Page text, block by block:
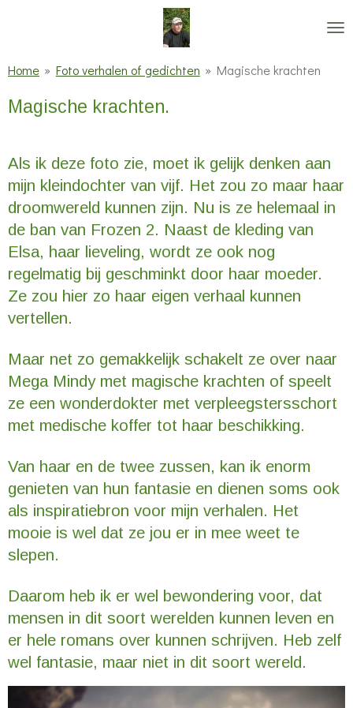
hoofdinhoud
Home » Foto verhalen of gedichten » Magische krachten
Magische krachten.
Als ik deze foto zie, moet ik gelijk denken aan
mijn kleindochter van vijf. Het zou zo maar haar
droomwereld kunnen zijn. Nu is ze helemaal in
de ban van Frozen 2. Naast de kleding van
Elsa, haar lieveling, wordt ze ook nog
regelmatig bij geschminkt door haar moeder.
Ze zou hier zo haar eigen verhaal kunnen
vertellen.
Maar net zo gemakkelijk schakelt ze over naar
Mega Mindy met magische krachten of speelt
ze een wonderdokter met verpleegstersschort
met medische koffer tot haar beschikking.
Van haar en de twee zussen, kan ik enorm
genieten van hun fantasie en dienen soms ook
als inspiratiebron voor mijn verhalen. Het
mooie is wel dat ze jou er in mee weet te
slepen.
Daarom heb ik er wel bewondering voor, dat
mensen in dit soort werelden kunnen leven en
er hele romans over kunnen schrijven. Heb zelf
wel fantasie, maar niet in dit soort wereld.